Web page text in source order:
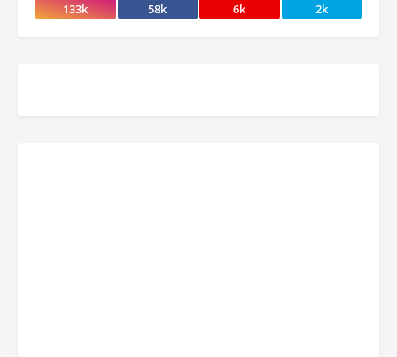
133k 58k 6k 2k